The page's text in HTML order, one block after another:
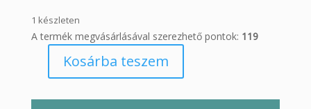
1 készleten
A termék megvásárlásával szerezhető pontok: 119
félhold
Kosárba teszem